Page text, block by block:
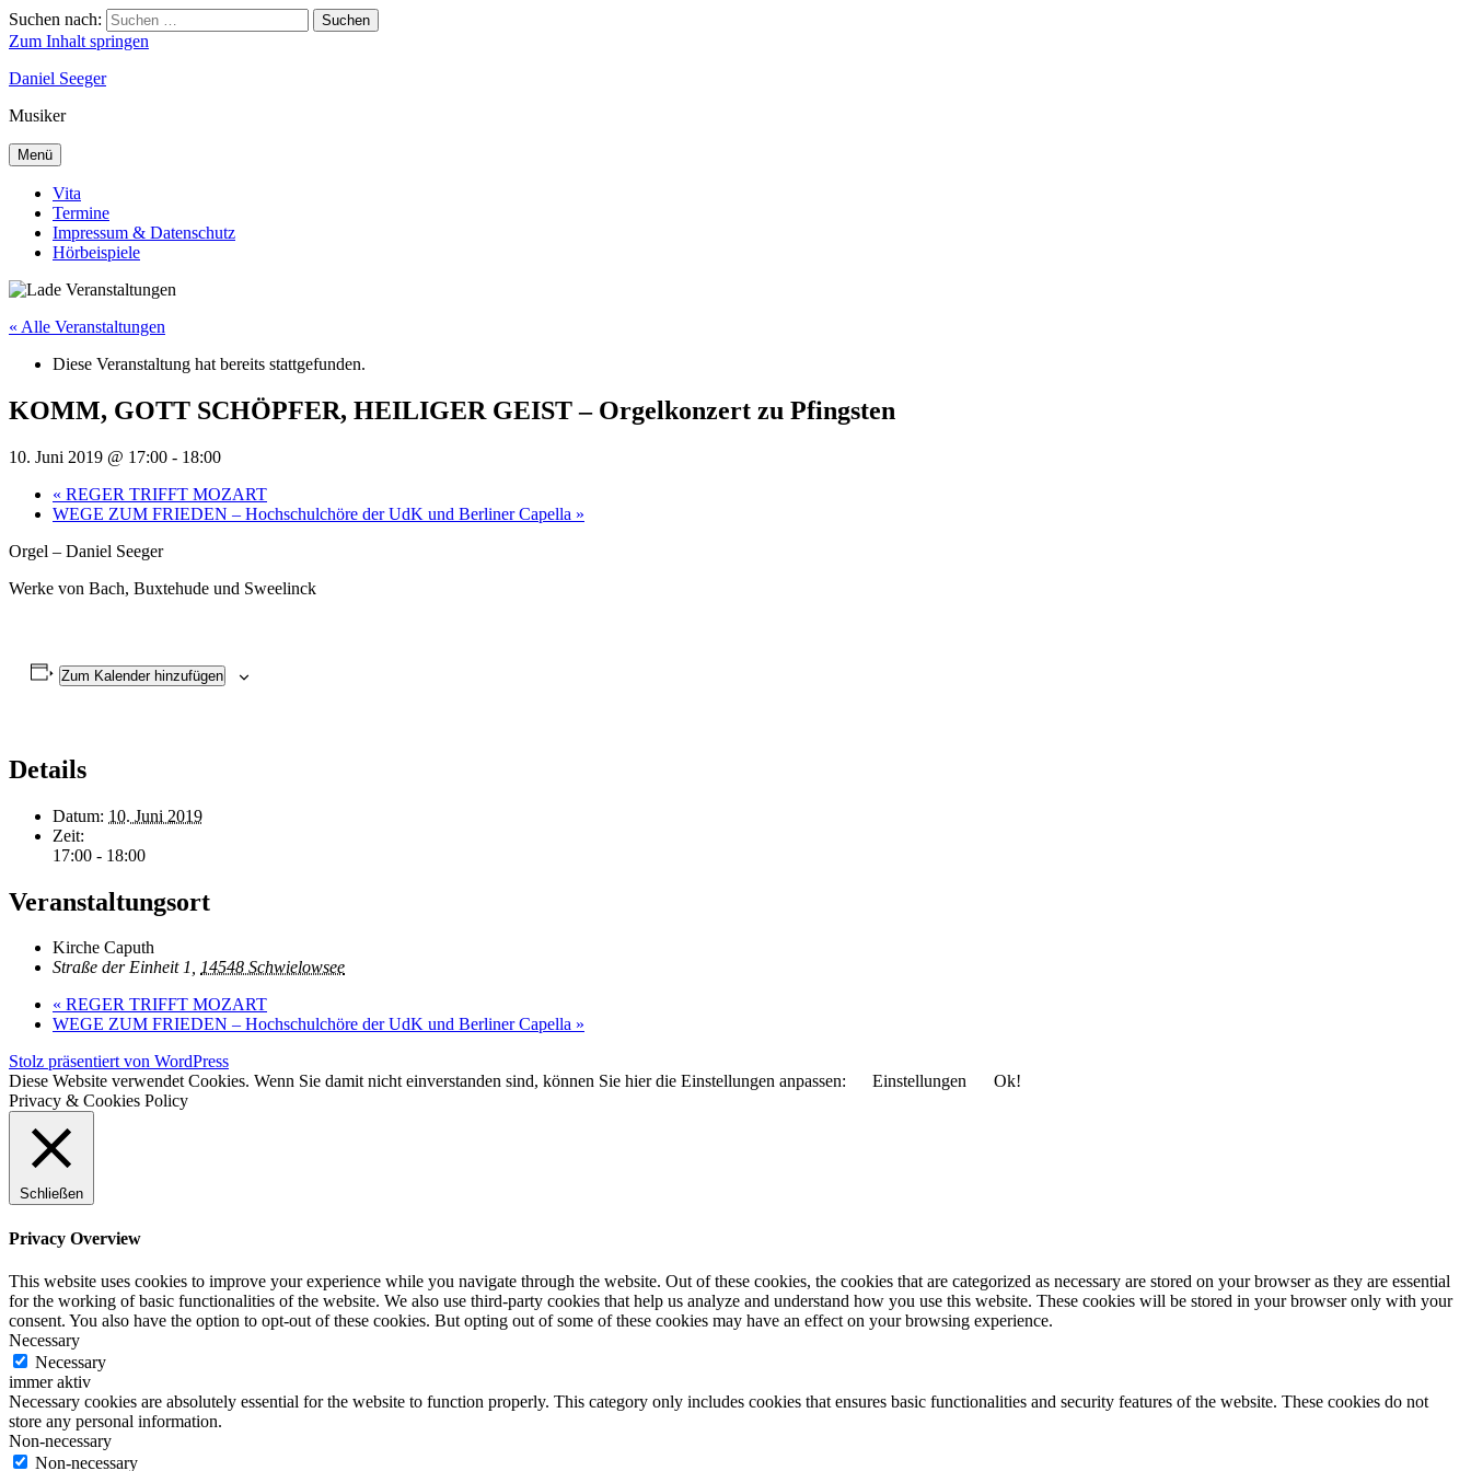
Suchen nach: Suchen
Zum Inhalt springen
Daniel Seeger
Musiker
Menü
Vita
Termine
Impressum & Datenschutz
Hörbeispiele
« Alle Veranstaltungen
Diese Veranstaltung hat bereits stattgefunden.
KOMM, GOTT SCHÖPFER, HEILIGER GEIST – Orgelkonzert zu Pfingsten
10. Juni 2019 @ 17:00 - 18:00
« REGER TRIFFT MOZART
WEGE ZUM FRIEDEN – Hochschulchöre der UdK und Berliner Capella »
Orgel – Daniel Seeger
Werke von Bach, Buxtehude und Sweelinck
Zum Kalender hinzufügen
Details
Datum: 10. Juni 2019
Zeit:
17:00 - 18:00
Veranstaltungsort
Kirche Caputh
Straße der Einheit 1, 14548 Schwielowsee
« REGER TRIFFT MOZART
WEGE ZUM FRIEDEN – Hochschulchöre der UdK und Berliner Capella »
Stolz präsentiert von WordPress
Diese Website verwendet Cookies. Wenn Sie damit nicht einverstanden sind, können Sie hier die Einstellungen anpassen:
Einstellungen
Ok!
Privacy & Cookies Policy
Schließen
Privacy Overview
This website uses cookies to improve your experience while you navigate through the website. Out of these cookies, the cookies that are categorized as necessary are stored on your browser as they are essential
for the working of basic functionalities of the website. We also use third-party cookies that help us analyze and understand how you use this website. These cookies will be stored in your browser only with your
consent. You also have the option to opt-out of these cookies. But opting out of some of these cookies may have an effect on your browsing experience.
Necessary
Necessary
immer aktiv
Necessary cookies are absolutely essential for the website to function properly. This category only includes cookies that ensures basic functionalities and security features of the website. These cookies do not
store any personal information.
Non-necessary
Non-necessary